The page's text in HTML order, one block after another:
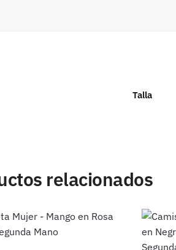
Talla
relacionados